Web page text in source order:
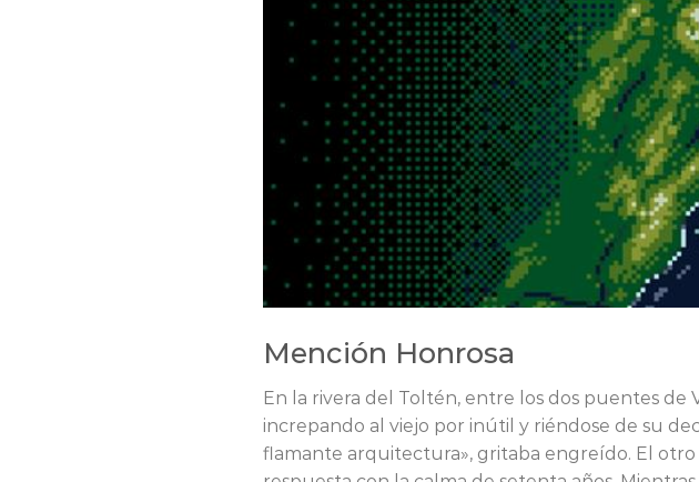
Mención Honrosa
En la rivera del Toltén, entre los dos puentes
increpando al viejo por inútil y riéndose de su
flamante arquitectura», gritaba engreído. El